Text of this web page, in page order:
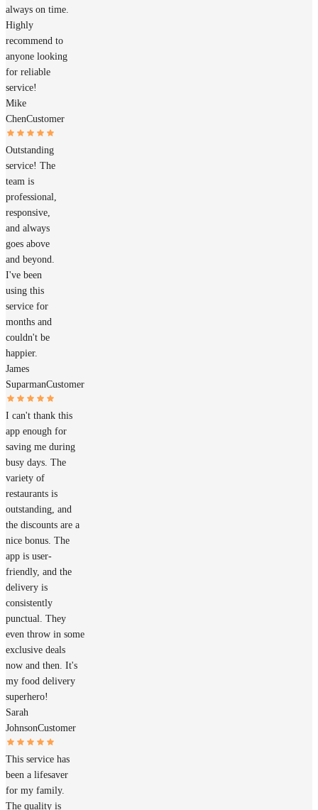
always on time.
Highly
recommend to
anyone looking
for reliable
service!
Mike
ChenCustomer
Outstanding
service! The
team is
professional,
responsive,
and always
goes above
and beyond.
I've been
using this
service for
months and
couldn't be
happier.
James
SuparmanCustomer
I can't thank this
app enough for
saving me during
busy days. The
variety of
restaurants is
outstanding, and
the discounts are a
nice bonus. The
app is user-
friendly, and the
delivery is
consistently
punctual. They
even throw in some
exclusive deals
now and then. It's
my food delivery
superhero!
Sarah
JohnsonCustomer
This service has
been a lifesaver
for my family.
The quality is